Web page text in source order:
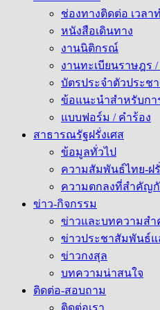
ช่องทางติดต่อ เวลา
หนังสือเดินทาง
งานนิติกรณ์
งานทะเบียนราษฎร
บัตรประจำตัวประช
ข้อแนะนำสำหรับกา
แบบฟอร์ม / คำร้อง
สาธารณรัฐฝรั่งเศส
ข้อมูลทั่วไป
ความสัมพันธ์ไทย-ฝรั่
ความตกลงที่สำคัญ
ข่าว-กิจกรรม
ข่าวและบทความส
ข่าวประชาสัมพันธ์
ข่าวกงสุล
บทความน่าสนใจ
ติดต่อ-สอบถาม
ติดต่อเรา